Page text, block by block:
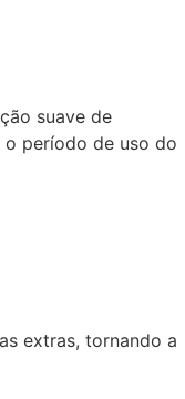
suave de
período de uso do
extras, tornando a